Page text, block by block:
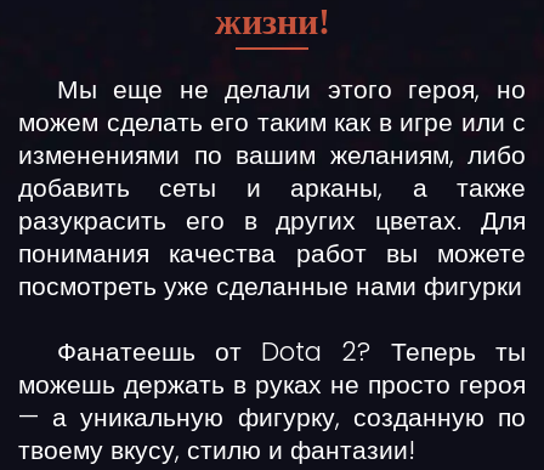
жизни!
Мы еще не делали этого героя, но
можем сделать его таким как в игре или с
изменениями по вашим желаниям, либо
добавить сеты и арканы, а также
разукрасить его в других цветах. Для
понимания качества работ вы можете
посмотреть уже сделанные нами фигурки
Фанатеешь от Dota 2? Теперь ты
можешь держать в руках не просто героя
— ауникальную фигурку, созданную по
твоему вкусу, стилю и фантазии!